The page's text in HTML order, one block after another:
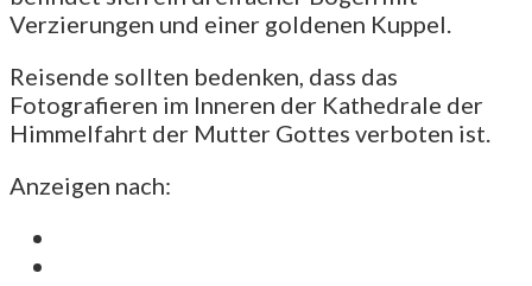
Verzierungen und einer goldenen Kuppel.
Reisende sollten bedenken, dass das
Fotografieren im Inneren der Kathedrale der
Himmelfahrt der Mutter Gottes verboten ist.
Anzeigen nach: